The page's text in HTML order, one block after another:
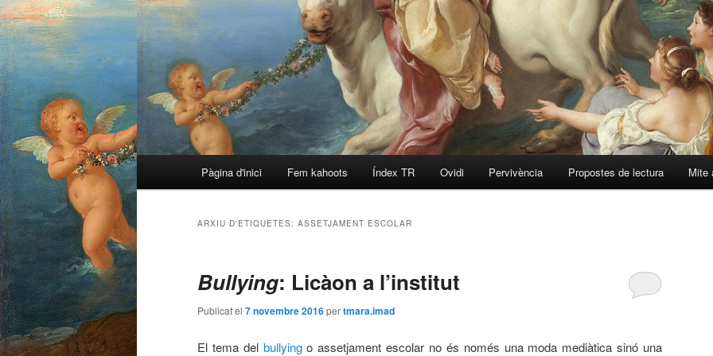
Aneu
principal
Aneu
secundari
Pàgina d'inici Fem kahoots Índex TR Ovidi Pervivència Propostes de lectura Mite
ARXIU D'ETIQUETES: ASSETJAMENT ESCOLAR
Bullying: Licàon a l’institut
Publicat el 7 novembre 2016pertmara.imad
El tema delbullyingo assetjament escolar no és només una moda mediàtica sinó una